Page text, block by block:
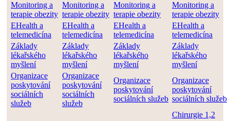
Monitoring a
terapie obezity
Monitoring a
terapie obezity
Monitoring a
terapie obezity
Monitoring a
terapie obezity
EHealth a
telemedicína
EHealth a
telemedicína
EHealth a
telemedicína
EHealth a
telemedicína
Základy
lékařského
myšlení
Základy
lékařského
myšlení
Základy
lékařského
myšlení
Základy
lékařského
myšlení
Organizace
poskytování
sociálních
služeb
Organizace
poskytování
sociálních
služeb
Organizace
poskytování
sociálních služeb
Organizace
poskytování
sociálních služeb
Chirurgie 1,2